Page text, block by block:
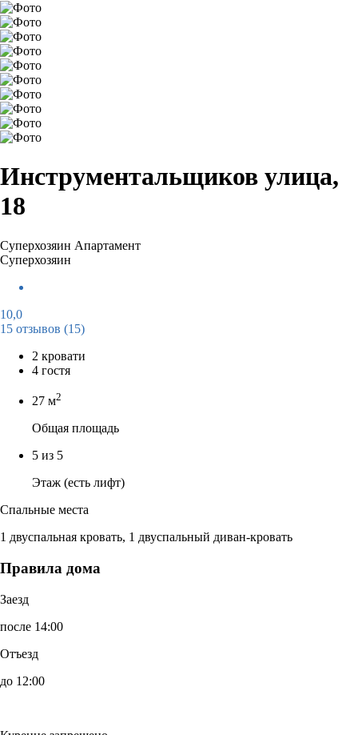
Инструментальщиков улица,
18
Суперхозяин Апартамент
Суперхозяин
10,0
15 отзывов (15)
2 кровати
4 гостя
27 м2
Общая площадь
5 из 5
Этаж (есть лифт)
Спальные места
1 двуспальная кровать, 1 двуспальный диван-кровать
Правила дома
Заезд
после 14:00
Отъезд
до 12:00